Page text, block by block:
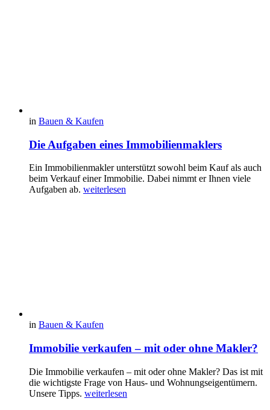
in Bauen & Kaufen
Die Aufgaben eines Immobilienmaklers
Ein Immobilienmakler unterstützt sowohl beim Kauf als auch
beim Verkauf einer Immobilie. Dabei nimmt er Ihnen viele
Aufgaben ab. weiterlesen
in Bauen & Kaufen
Immobilie verkaufen – mit oder ohne Makler?
Die Immobilie verkaufen – mit oder ohne Makler? Das ist mit
die wichtigste Frage von Haus- und Wohnungseigentümern.
Unsere Tipps. weiterlesen